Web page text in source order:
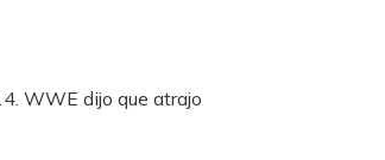
WWE dijo que atrajo